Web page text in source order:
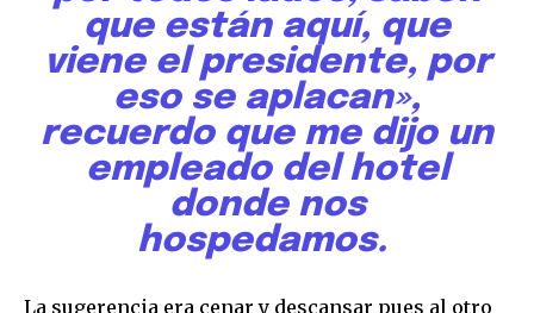
que están aquí, que
viene el presidente, por
eso se aplacan»,
recuerdo que me dijo un
empleado del hotel
donde nos
hospedamos.
La sugerencia era cenar y descansar pues al otro